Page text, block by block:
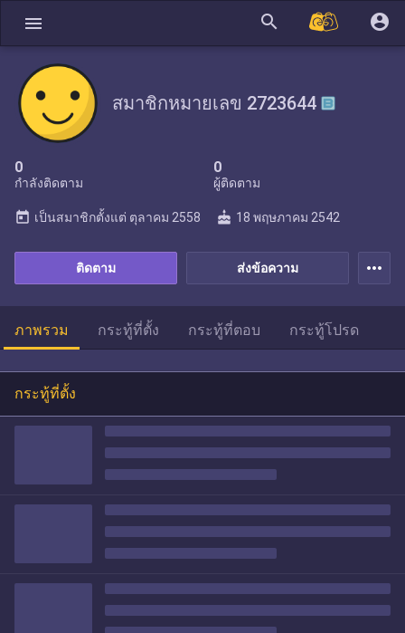
menu search account_circle
สมาชิกหมายเลข 2723644
0
กำลังติดตาม
0
ผู้ติดตาม
ส่งข้อความ
ติดตาม
today เป็นสมาชิกตั้งแต่ ตุลาคม 2558 cake 18 พฤษภาคม 2542
more_horiz
ภาพรวม กระทู้ที่ตั้ง กระทู้ที่ตอบ กระทู้โปรด
กระทู้ที่ตั้ง